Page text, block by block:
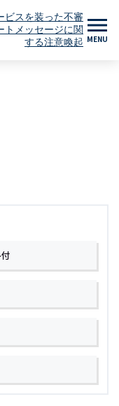
ビスを装った不審
トメッセージに関
する注意喚起 MENU